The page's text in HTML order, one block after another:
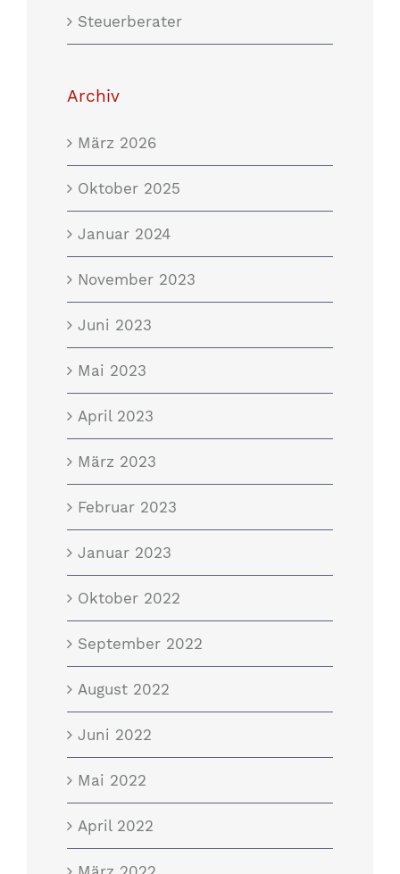
Steuerberater
Archiv
März 2026
Oktober 2025
Januar 2024
November 2023
Juni 2023
Mai 2023
April 2023
März 2023
Februar 2023
Januar 2023
Oktober 2022
September 2022
August 2022
Juni 2022
Mai 2022
April 2022